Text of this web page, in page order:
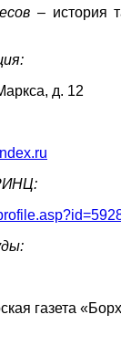
– история
д. 12
газета